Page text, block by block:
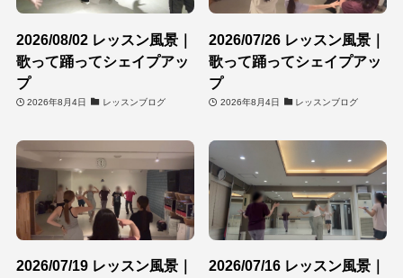
2026/08/02 レッスン風景｜
歌って踊ってシェイプアッ
プ
2026年8月4日 レッスンブログ
2026/07/26 レッスン風景｜
歌って踊ってシェイプアッ
プ
2026年8月4日 レッスンブログ
2026/07/19 レッスン風景｜
2026/07/16 レッスン風景｜